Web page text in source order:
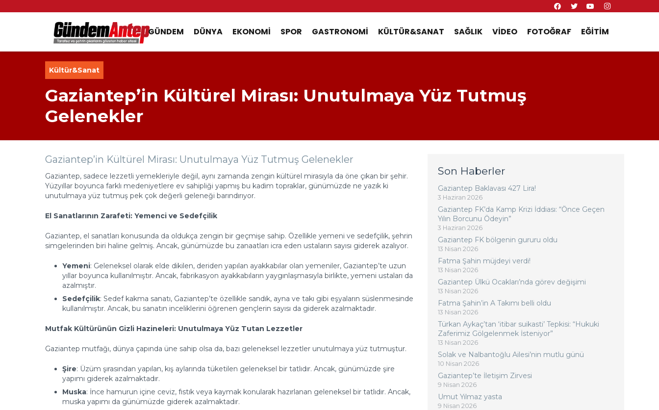
GÜNDEM DÜNYA EKONOMI SPOR GASTRONOMI KÜLTÜR&SANAT SAĞLIK VIDEO FOTOĞRAF EĞITIM
Kültür&Sanat
Gaziantep’in Kültürel Mirası: Unutulmaya Yüz Tutmuş
Gelenekler
Gaziantep’in Kültürel Mirası: Unutulmaya Yüz Tutmuş Gelenekler
Gaziantep, sadece lezzetli yemekleriyle değil, aynı zamanda zengin kültürel mirasıyla da öne çıkan bir şehir.
Yüzyıllar boyunca farklı medeniyetlere ev sahipliği yapmış bu kadim topraklar, günümüzde ne yazık ki
unutulmaya yüz tutmuş pek çok değerli geleneği barındırıyor.
El Sanatlarının Zarafeti: Yemenci ve Sedefçilik
Gaziantep, el sanatları konusunda da oldukça zengin bir geçmişe sahip. Özellikle yemeni ve sedefçilik, şehrin
simgelerinden biri haline gelmiş. Ancak, günümüzde bu zanaatları icra eden ustaların sayısı giderek azalıyor.
Yemeni: Geleneksel olarak elde dikilen, deriden yapılan ayakkabılar olan yemeniler, Gaziantep’te uzun
yıllar boyunca kullanılmıştır. Ancak, fabrikasyon ayakkabıların yaygınlaşmasıyla birlikte, yemeni ustaları da
azalmıştır.
Sedefçilik: Sedef kakma sanatı, Gaziantep’te özellikle sandık, ayna ve takı gibi eşyaların süslenmesinde
kullanılmıştır. Ancak, bu sanatın inceliklerini öğrenen gençlerin sayısı da giderek azalmaktadır.
Mutfak Kültürünün Gizli Hazineleri: Unutulmaya Yüz Tutan Lezzetler
Gaziantep mutfağı, dünya çapında üne sahip olsa da, bazı geleneksel lezzetler unutulmaya yüz tutmuştur.
Şire: Üzüm şırasından yapılan, kış aylarında tüketilen geleneksel bir tatlıdır. Ancak, günümüzde şire
yapımı giderek azalmaktadır.
Muska: İnce hamurun içine ceviz, fıstık veya kaymak konularak hazırlanan geleneksel bir tatlıdır. Ancak,
muska yapımı da günümüzde giderek azalmaktadır.
Son Haberler
Gaziantep Baklavası 427 Lira!
3 Haziran 2026
Gaziantep FK’da Kamp Krizi İddiası: “Önce Geçen
Yılın Borcunu Ödeyin”
3 Haziran 2026
Gaziantep FK bölgenin gururu oldu
13 Nisan 2026
Fatma Şahin müjdeyi verdi!
13 Nisan 2026
Gaziantep Ülkü Ocakları’nda görev değişimi
13 Nisan 2026
Fatma Şahin’in A Takımı belli oldu
13 Nisan 2026
Türkan Aykaç’tan ‘itibar suikasti’ Tepkisi: “Hukuki
Zaferimiz Gölgelenmek İsteniyor”
13 Nisan 2026
Solak ve Nalbantoğlu Ailesi’nin mutlu günü
10 Nisan 2026
Gaziantep’te İletişim Zirvesi
9 Nisan 2026
Umut Yılmaz yasta
9 Nisan 2026